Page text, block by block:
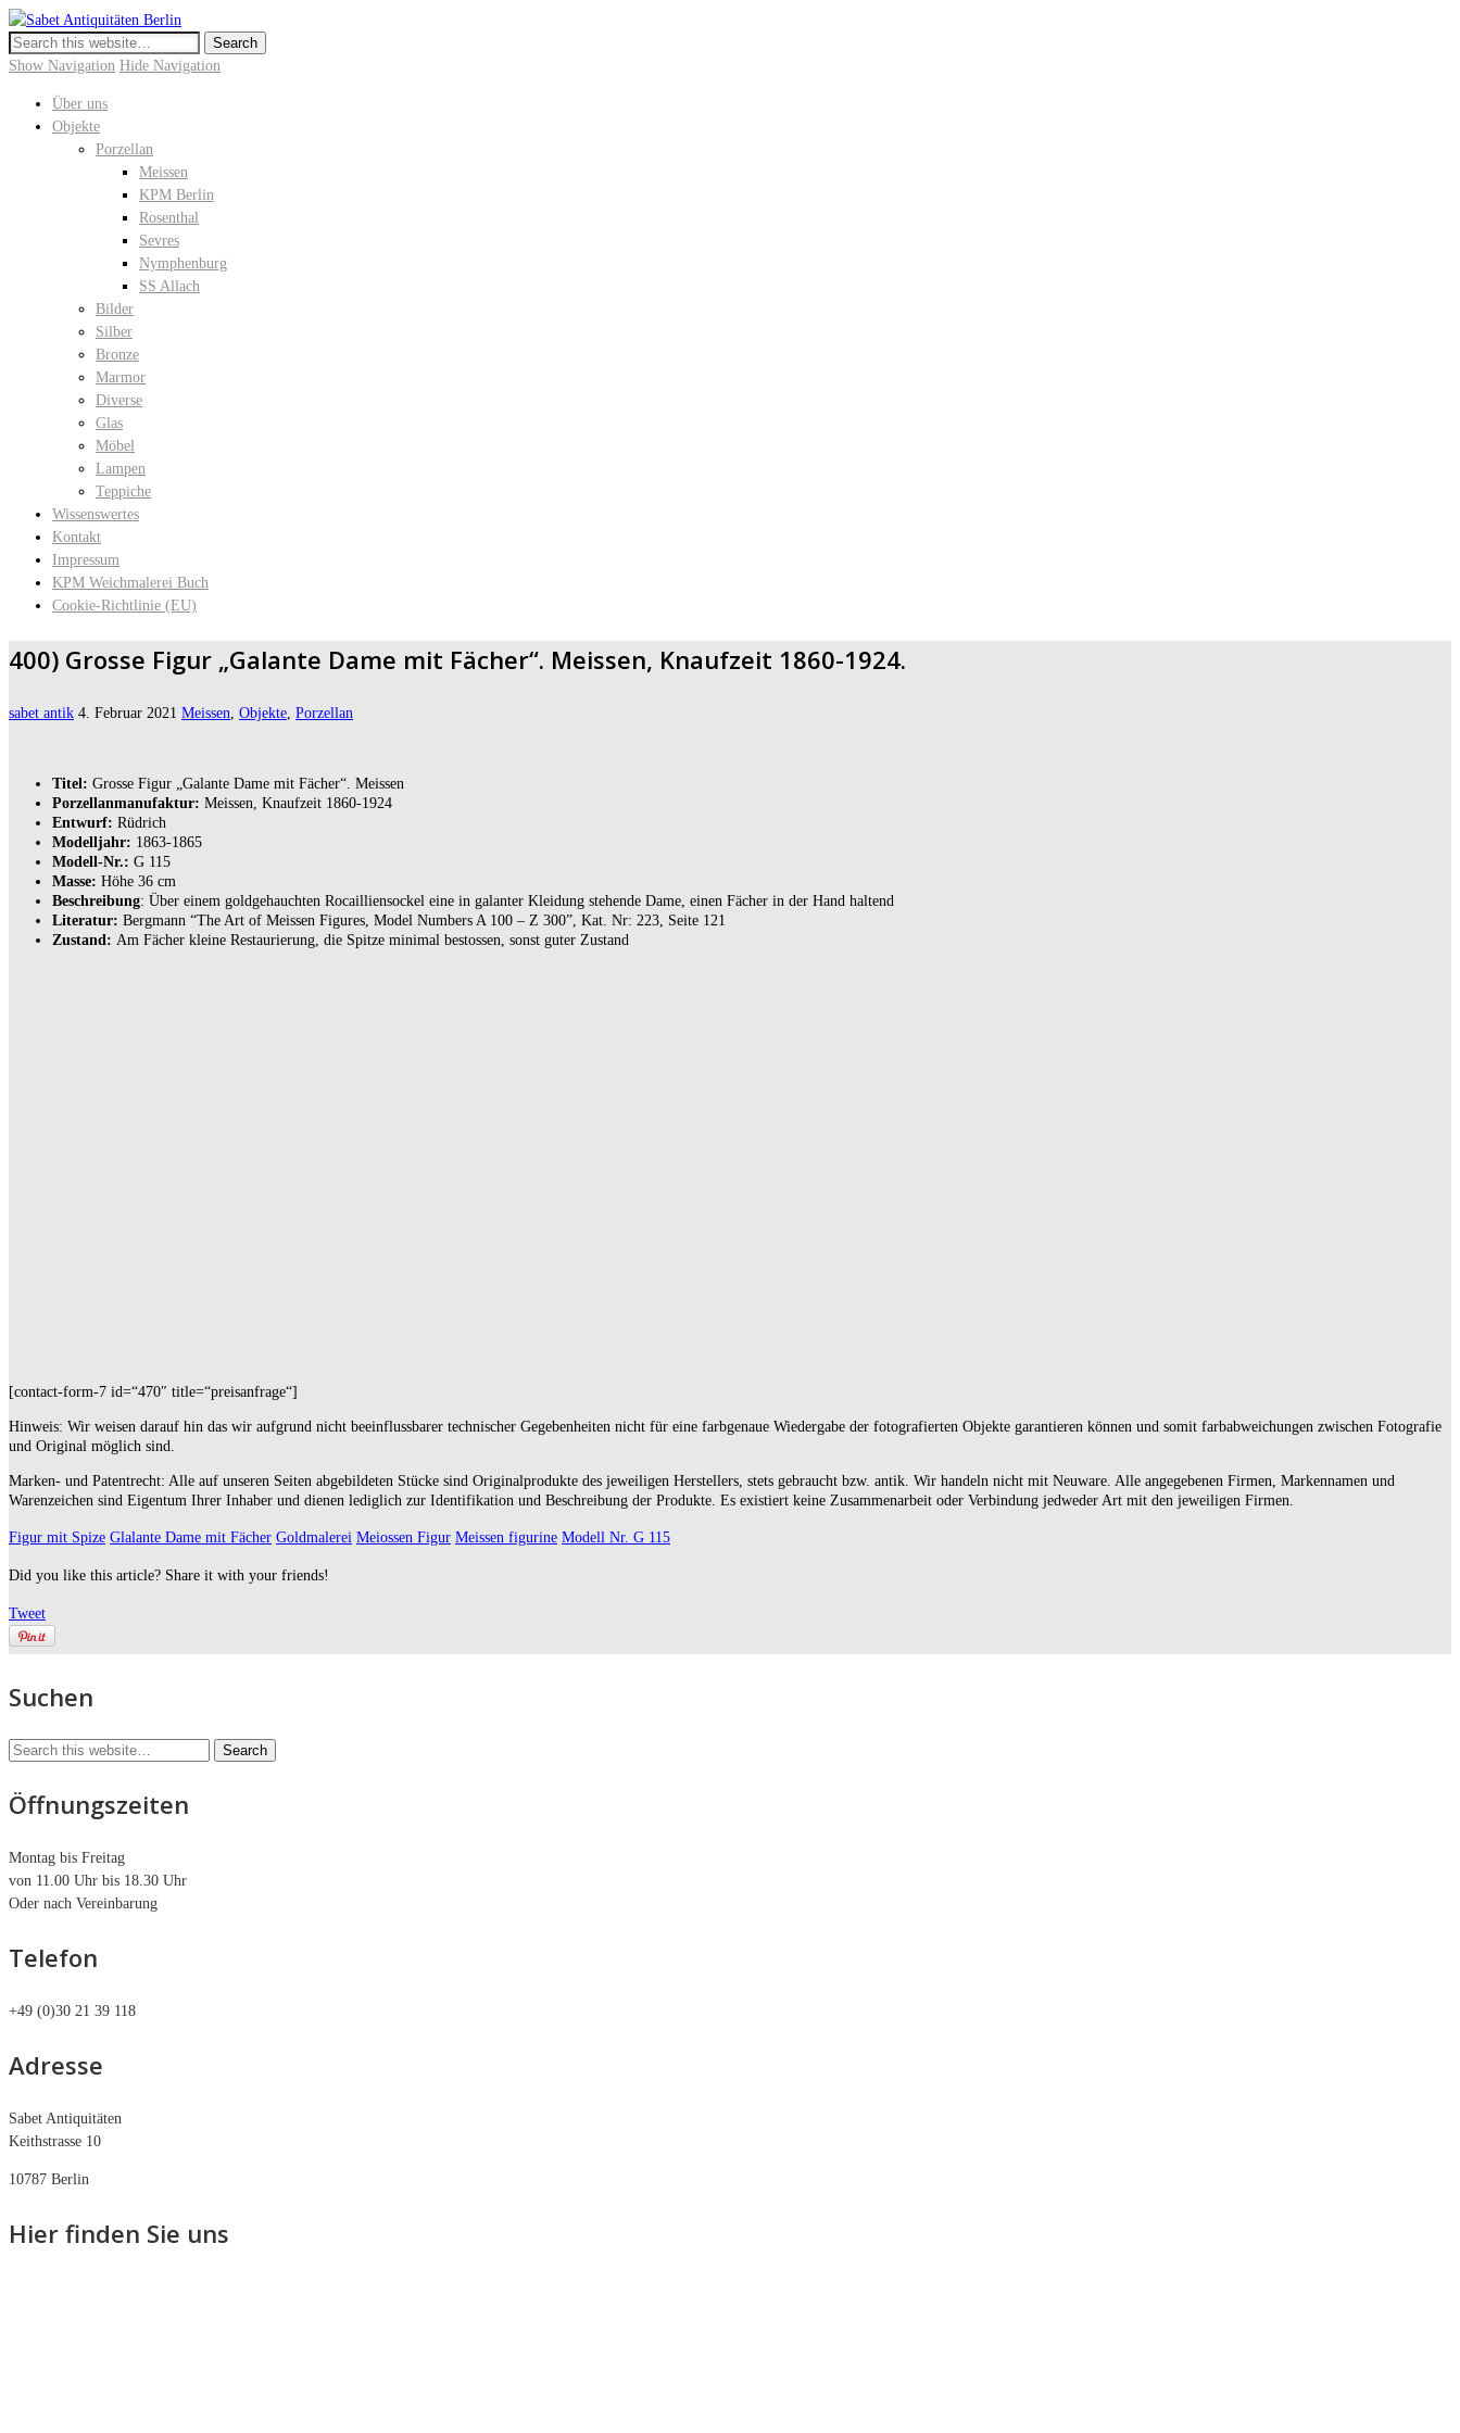
Meissen, KPM Porzellan, Perser- und Chinateppiche I Hochwertige Antiquitäten in der Keitstrasse 10
Show Navigation Hide Navigation
Über uns
Objekte
Porzellan
Meissen
KPM Berlin
Rosenthal
Sevres
Nymphenburg
SS Allach
Bilder
Silber
Bronze
Marmor
Diverse
Glas
Möbel
Lampen
Teppiche
Wissenswertes
Kontakt
Impressum
KPM Weichmalerei Buch
Cookie-Richtlinie (EU)
400) Grosse Figur „Galante Dame mit Fächer“. Meissen, Knaufzeit 1860-1924.
sabet antik 4. Februar 2021 Meissen, Objekte, Porzellan
Titel: Grosse Figur „Galante Dame mit Fächer“. Meissen
Porzellanmanufaktur: Meissen, Knaufzeit 1860-1924
Entwurf: Rüdrich
Modelljahr: 1863-1865
Modell-Nr.: G 115
Masse: Höhe 36 cm
Beschreibung: Über einem goldgehauchten Rocailliensockel eine in galanter Kleidung stehende Dame, einen Fächer in der Hand haltend
Literatur: Bergmann “The Art of Meissen Figures, Model Numbers A 100 – Z 300”, Kat. Nr: 223, Seite 121
Zustand: Am Fächer kleine Restaurierung, die Spitze minimal bestossen, sonst guter Zustand
[contact-form-7 id=“470″ title=“preisanfrage“]
Hinweis: Wir weisen darauf hin das wir aufgrund nicht beeinflussbarer technischer Gegebenheiten nicht für eine farbgenaue Wiedergabe der fotografierten Objekte garantieren können und somit farbabweichungen zwischen Fotografie
und Original möglich sind.
Marken- und Patentrecht: Alle auf unseren Seiten abgebildeten Stücke sind Originalprodukte des jeweiligen Herstellers, stets gebraucht bzw. antik. Wir handeln nicht mit Neuware. Alle angegebenen Firmen, Markennamen und
Warenzeichen sind Eigentum Ihrer Inhaber und dienen lediglich zur Identifikation und Beschreibung der Produkte. Es existiert keine Zusammenarbeit oder Verbindung jedweder Art mit den jeweiligen Firmen.
Figur mit Spize Glalante Dame mit Fächer Goldmalerei Meiossen Figur Meissen figurine Modell Nr. G 115
Did you like this article? Share it with your friends!
Tweet
Suchen
Öffnungszeiten
Montag bis Freitag
von 11.00 Uhr bis 18.30 Uhr
Oder nach Vereinbarung
Telefon
+49 (0)30 21 39 118
Adresse
Sabet Antiquitäten
Keithstrasse 10
10787 Berlin
Hier finden Sie uns